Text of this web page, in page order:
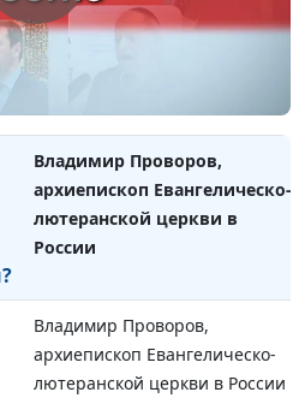
Иван Иклюшин, руководитель
Альянса инициатив «Россия
без сирот», служитель церкви
«Благая весть»
Владимир Проворов,
архиепископ Евангелическо-
лютеранской церкви в
России
Владимир Проворов,
архиепископ Евангелическо-
лютеранской церкви в России